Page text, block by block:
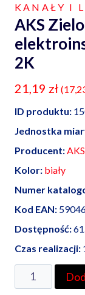
KANAŁY I
AKS
2K
21,19 zł (
ID produktu:
Jednostka
Producent:
Kolor: biały
Numer
Kod EAN:
Dostępność:
Czas realizacji:
ilość
AKS